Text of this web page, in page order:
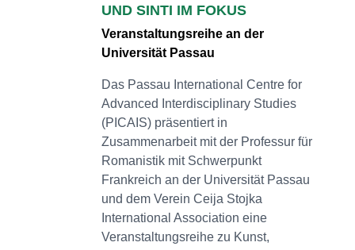
UND SINTI IM FOKUS
Veranstaltungsreihe an der
Universität Passau
Das Passau International Centre for
Advanced Interdisciplinary Studies
(PICAIS) präsentiert in
Zusammenarbeit mit der Professur für
Romanistik mit Schwerpunkt
Frankreich an der Universität Passau
und dem Verein Ceija Stojka
International Association eine
Veranstaltungsreihe zu Kunst,